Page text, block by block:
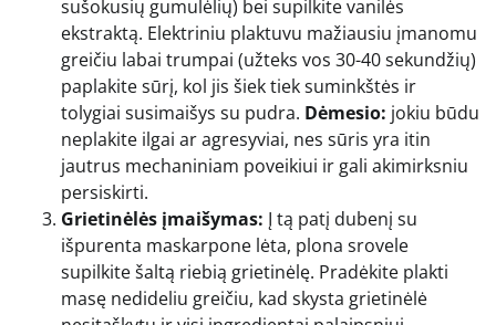
sušokusių gumulėlių) bei supilkite vanilės
ekstraktą. Elektriniu plaktuvu mažiausiu įmanomu
greičiu labai trumpai (užteks vos 30-40 sekundžių)
paplakite sūrį, kol jis šiek tiek suminkštės ir
tolygiai susimaišys su pudra. Dėmesio: jokiu būdu
neplakite ilgai ar agresyviai, nes sūris yra itin
jautrus mechaniniam poveikiui ir gali akimirksniu
persiskirti.
Grietinėlės įmaišymas: Į tą patį dubenį su
išpurenta maskarpone lėta, plona srovele
supilkite šaltą riebią grietinėlę. Pradėkite plakti
masę nedideliu greičiu, kad skysta grietinėlė